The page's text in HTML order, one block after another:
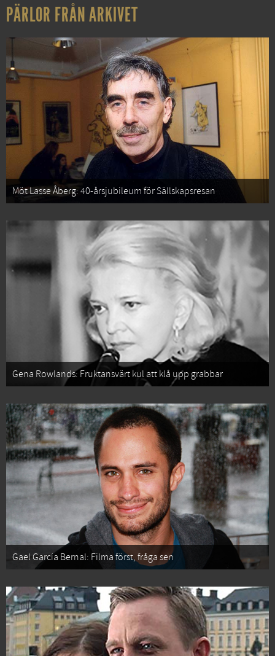
PÄRLOR FRÅN ARKIVET
Möt Lasse Åberg: 40-årsjubileum för Sällskapsresan
Gena Rowlands: Fruktansvärt kul att klå upp grabbar
Gael García Bernal: Filma först, fråga sen